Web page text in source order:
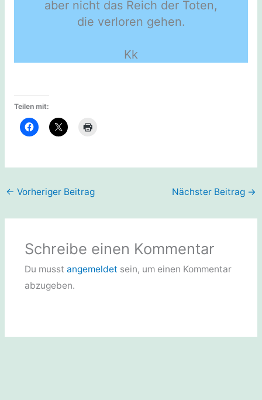
aber nicht das Reich der Toten,
die verloren gehen.
Kk
Teilen mit:
← Vorheriger Beitrag Nächster Beitrag →
Schreibe einen Kommentar
Du musst angemeldet sein, um einen Kommentar
abzugeben.